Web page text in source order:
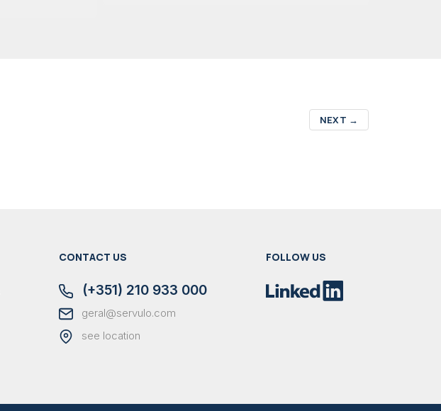
NEXT →
CONTACT US
(+351) 210 933 000
geral@servulo.com
see location
FOLLOW US